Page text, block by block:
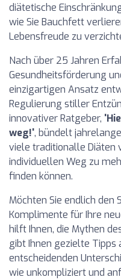
diätetische
wie Sie Bauchfett
Lebensfreude zu
Nach über 25 Jahren
Gesundheitsförderung
einzigartigen Ansatz
Regulierung stiller
innovativer Ratgeber,
weg!', bündelt
viele traditionalle Diäten
individuellen Weg zu
finden können.
Möchten Sie endlich den
Komplimente für Ihre
hilft Ihnen, die Mythen
gibt Ihnen gezielte Tipps
entscheidenden
wie unkompliziert und